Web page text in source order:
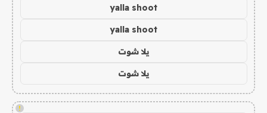
yalla shoot
yalla shoot
يلا شوت
يلا شوت
!